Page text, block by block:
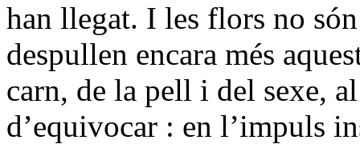
han llegat. I les flors no
despullen encara més
carn, de la pell i del sexe,
d’equivocar : en l’impuls